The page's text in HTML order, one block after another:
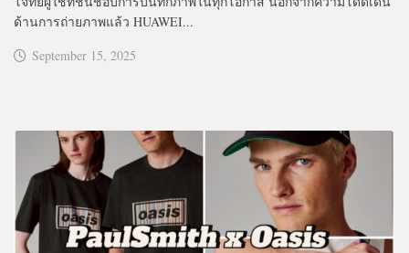
ด้านการถ่ายภาพแล้ว HUAWEI...
September 15, 2025